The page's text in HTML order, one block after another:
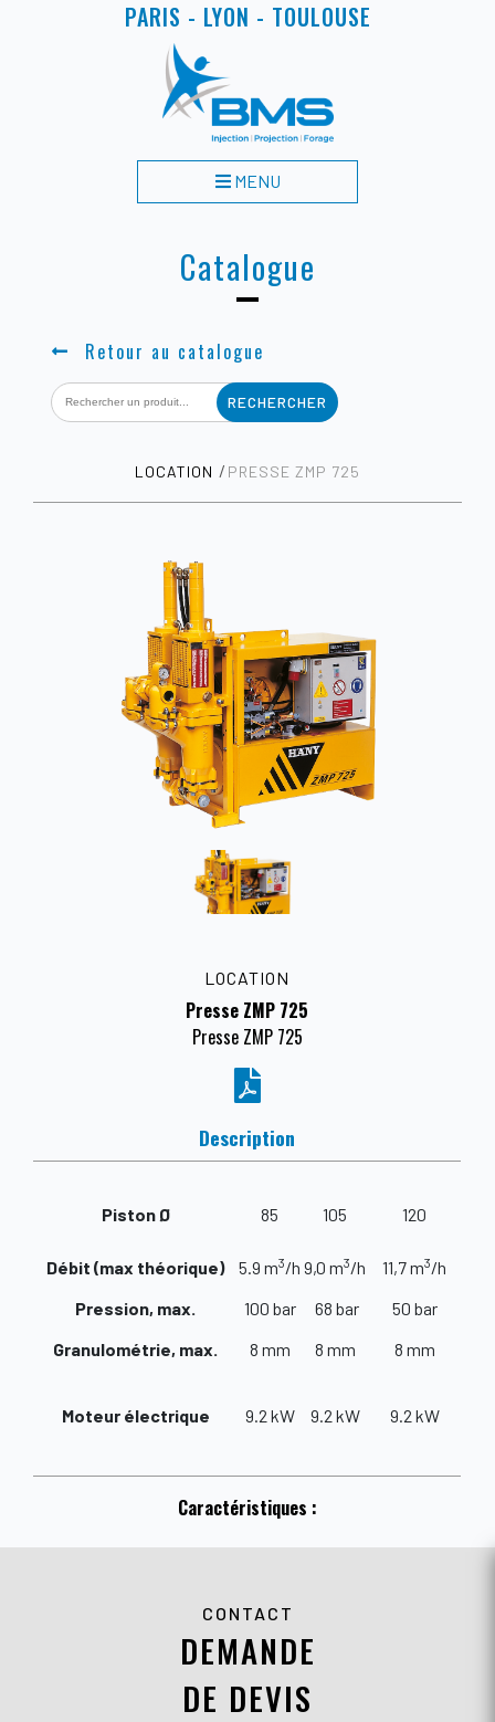
PARIS - LYON - TOULOUSE
MENU
Catalogue
Retour au catalogue
Search
for:
LOCATION
Presse ZMP 725
Presse ZMP 725
Description
Piston Ø 85 105 120
Débit (max théorique) 5.9 m3/h 9,0 m3/h 11,7 m3/h
Pression, max.
100 bar 68 bar
50 bar
Granulométrie, max.
8 mm 8 mm 8 mm
Moteur électrique 9.2 kW 9.2 kW 9.2 kW
Caractéristiques :
LOCATION PRESSE ZMP 725
CONTACT
DEMANDE
DE DEVIS